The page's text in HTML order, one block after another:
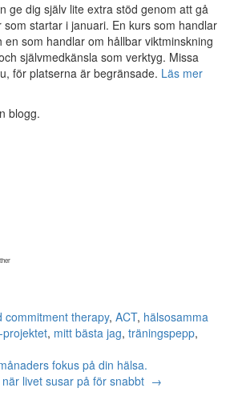
ge dig själv lite extra stöd genom att gå
startar i januari. En kurs som handlar
som handlar om hållbar viktminskning
självmedkänsla som verktyg. Missa
för platserna är begränsade. Läs mer
blogg.
commitment therapy, ACT, hälsosamma
projektet, mitt bästa jag, träningspepp,
fokus på din hälsa.
livet susar på för snabbt →